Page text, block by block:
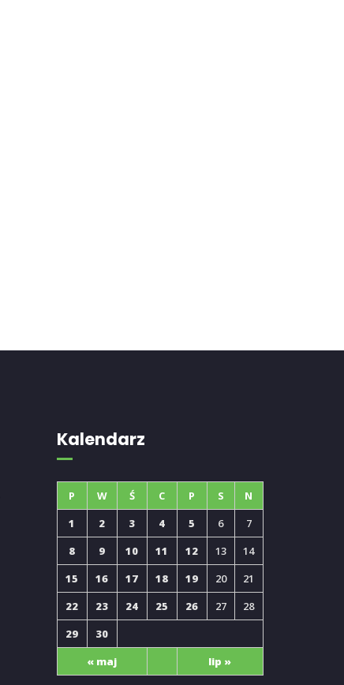
Kalendarz
P W Ś C P S N
« maj lip »
1 2 3 4 5 6
7
8
9 10 11 12 13
14
15
16 17 18 19 20
21
22
23 24 25 26 27
28
29
30